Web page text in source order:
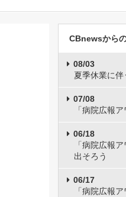
CBnewsから
08/03
夏季休業に
07/08
「病院広報
06/18
「病院広報
出そろう
06/17
「病院広報